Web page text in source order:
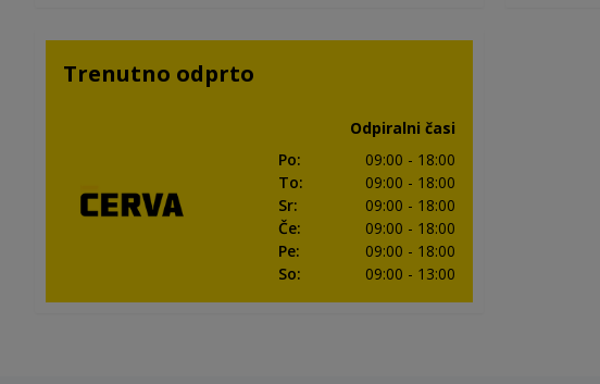
Trenutno odprto
Odpiralni časi
Po: 09:00 - 18:00
To: 09:00 - 18:00
Sr: 09:00 - 18:00
Če: 09:00 - 18:00
Pe: 09:00 - 18:00
So: 09:00 - 13:00